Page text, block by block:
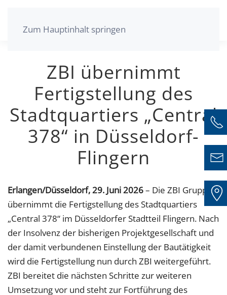
Zum Hauptinhalt springen
ZBI übernimmt
Fertigstellung des
Stadtquartiers „Central
378“ in Düsseldorf-
Flingern
Erlangen/Düsseldorf, 29. Juni 2026– Die ZBI Gruppe
übernimmt die Fertigstellung des Stadtquartiers
„Central 378“ im Düsseldorfer Stadtteil Flingern. Nach
der Insolvenz der bisherigen Projektgesellschaft und
der damit verbundenen Einstellung der Bautätigkeit
wird die Fertigstellung nun durch ZBI weitergeführt.
ZBI bereitet die nächsten Schritte zur weiteren
Umsetzung vor und steht zur Fortführung des